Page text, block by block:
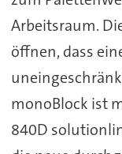
Arbeitsraum.
öffnen, dass
monoBlock ist
840D